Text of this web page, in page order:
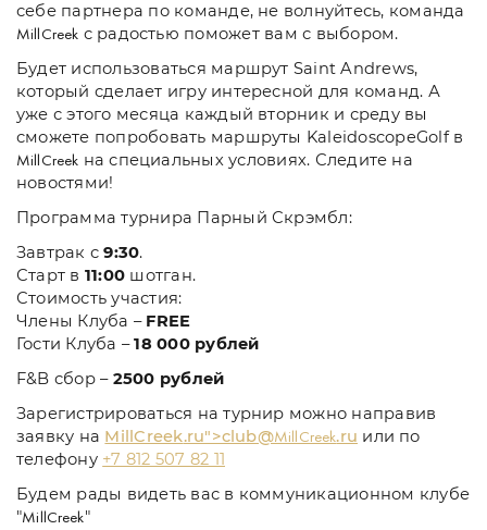
себе партнера по команде, не волнуйтесь, команда
MillCreek с радостью поможет вам с выбором.
Будет использоваться маршрут Saint Andrews,
который сделает игру интересной для команд. А
уже с этого месяца каждый вторник и среду вы
сможете попробовать маршруты KaleidoscopeGolf в
MillCreek на специальных условиях. Следите на
новостями!
Программа турнира Парный Скрэмбл:
Завтрак с9:30.
Старт в 11:00 шотган.
Стоимость участия:
Члены Клуба – FREE
Гости Клуба –18 000 рублей
F&B сбор – 2500 рублей
Зарегистрироваться на турнир можно направив
заявку на MillCreek.ru">club@MillCreek.ru или по
телефону +7 812 507 82 11
Будем рады видеть вас в коммуникационном клубе
"MillCreek"